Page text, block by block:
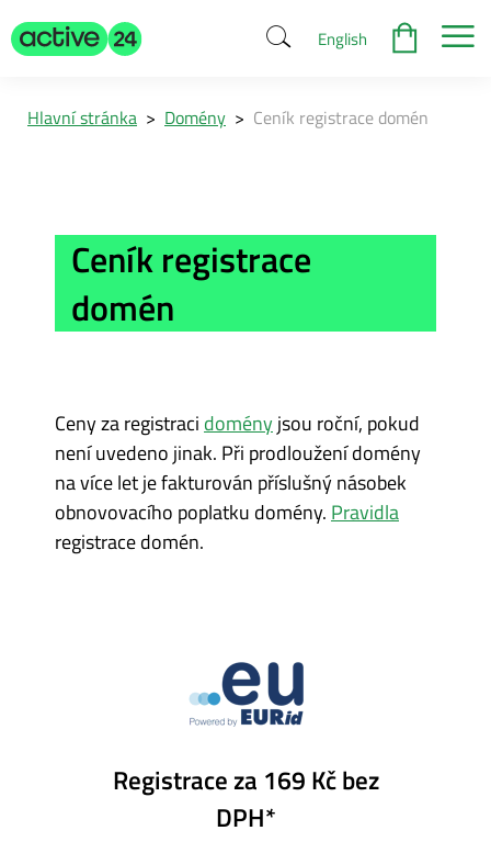
English
Hlavní stránka > Domény > Ceník registrace domén
Ceník registrace
domén
Ceny za registraci doményjsou roční, pokud
není uvedeno jinak. Při prodloužení domény
na více let je fakturován příslušný násobek
obnovovacího poplatku domény. Pravidla
registrace domén.
Registrace za 169 Kč bez
DPH*